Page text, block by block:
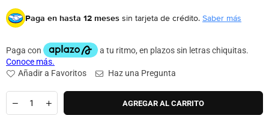
Paga en hasta 12 meses sin tarjeta de crédito. Saber más
Añadir a Favoritos Haz una Pregunta
Cantidad
AGREGAR AL CARRITO